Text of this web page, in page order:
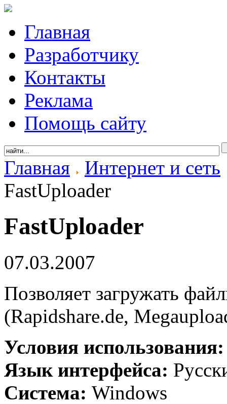
Главная
Разработчику
Контакты
Реклама
Помощь сайту
Главная
Интернет и сеть
FastUploader
FastUploader
07.03.2007
Позволяет загружать
(Rapidshare.de,
Условия
Язык интерфейса:
Система: Windows